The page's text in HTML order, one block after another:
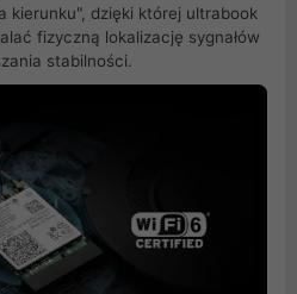
kierunku", dzięki której ultrabook
fizyczną lokalizację sygnałów
stabilności.